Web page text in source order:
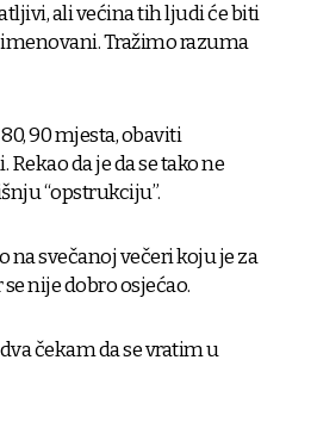
ali većina tih ljudi će biti
Tražimo razuma
90 mjesta, obaviti
da je da se tako ne
“opstrukciju”.
svečanoj večeri koju je za
nije dobro osjećao.
čekam da se vratim u